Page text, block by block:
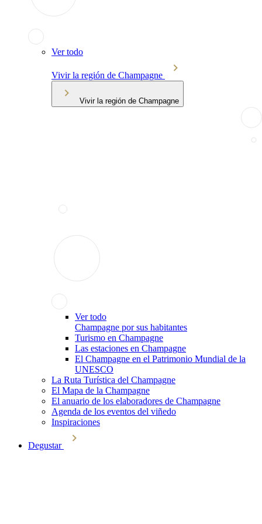
Ver todo
Vivir la región de Champagne
Vivir la región de Champagne
Ver todo
Champagne por sus habitantes
Turismo en Champagne
Las estaciones en Champagne
El Champagne en el Patrimonio Mundial de la
UNESCO
La Ruta Turística del Champagne
El Mapa de la Champagne
El anuario de los elaboradores de Champagne
Agenda de los eventos del viñedo
Inspiraciones
Degustar